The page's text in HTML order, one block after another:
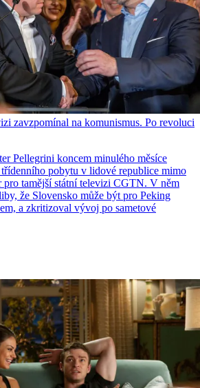
zavzpomínal na komunismus. Po revoluci
Pellegrini koncem minulého měsíce
pobytu v lidové republice mimo
tamější státní televizi CGTN. V něm
že Slovensko může být pro Peking
a zkritizoval vývoj po sametové